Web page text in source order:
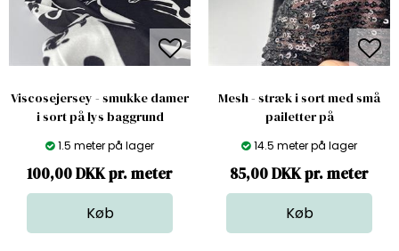
Viscosejersey - smukke damer
i sort på lys baggrund
1.5 meter på lager
100,00 DKK pr. meter
Mesh - stræk i sort med små
pailetter på
14.5 meter på lager
85,00 DKK pr. meter